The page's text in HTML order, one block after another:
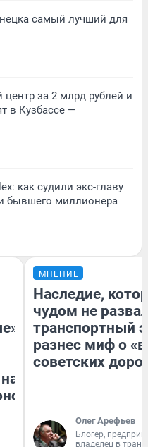
самый лучший для
за 2 млрд рублей и
в Кузбассе —
как судили экс-главу
бывшего миллионера
МНЕНИЕ
Наследие,
чудом не
транспортный
разнес миф о
советских
Олег Арефьев
Блогер,
владелец в